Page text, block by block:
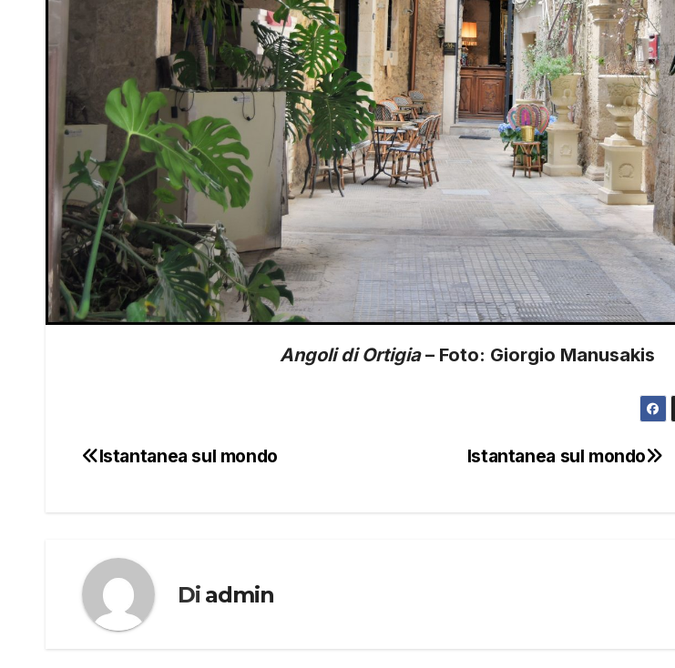
Angoli di Ortigia– Foto: Giorgio Manusakis
Navigazione
Istantanea sul mondo
Istantanea sul mondo
Di admin